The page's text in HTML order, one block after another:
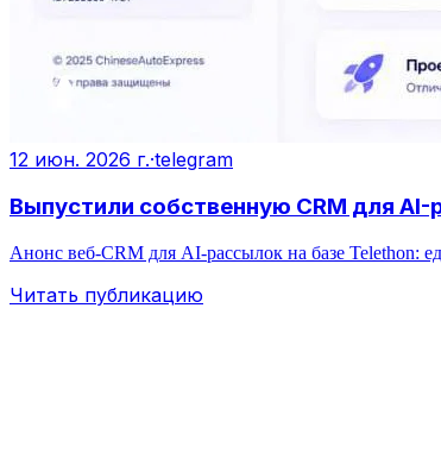
12 июн. 2026 г.·telegram
Выпустили собственную CRM для
Анонс веб‑CRM для AI‑рассылок на базе Telethon:
Читать публикацию